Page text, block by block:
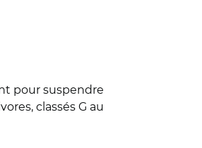
pour suspendre
classés G au